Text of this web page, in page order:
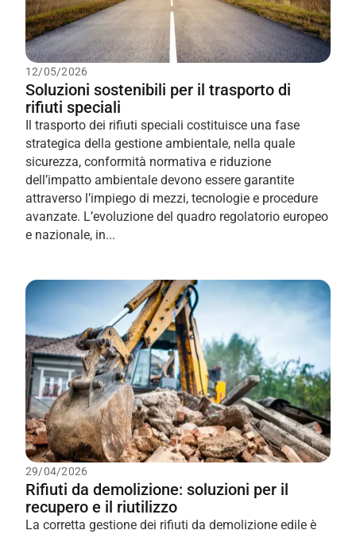
12/05/2026
Soluzioni sostenibili per il trasporto di
rifiuti speciali
Il trasporto dei rifiuti speciali costituisce una fase
strategica della gestione ambientale, nella quale
sicurezza, conformità normativa e riduzione
dell’impatto ambientale devono essere garantite
attraverso l’impiego di mezzi, tecnologie e procedure
avanzate. L’evoluzione del quadro regolatorio europeo
e nazionale, in...
29/04/2026
Rifiuti da demolizione: soluzioni per il
recupero e il riutilizzo
La corretta gestione dei rifiuti da demolizione edile è